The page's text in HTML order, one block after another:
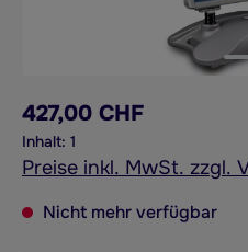
427,00 CHF
Inhalt: 1
Preise inkl. MwSt. zzgl.
Nicht mehr verfügbar